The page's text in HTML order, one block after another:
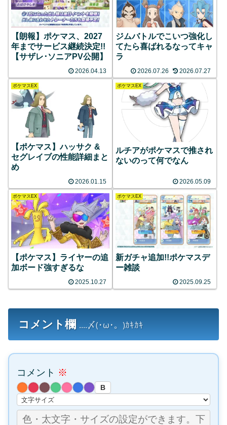
【朗報】ポケマス、2027
年までサービス継続決定!!
【サザレ･ソニアPV公開】
2026.04.13
ジムバトルでこいつ強化し
てたら喜ばれるなってキャ
ラ
2026.07.26 2026.07.27
ポケマスEX
【ポケマス】ハッサク &
セグレイブの性能詳細まと
め
2026.01.15
ポケマスEX
ルチアがポケマスで推され
ないのって何でなん
2026.05.09
ポケマスEX
【ポケマス】ライヤーの追
加ボード強すぎるな
2025.10.27
ポケマスEX
新ガチャ追加!!ポケマスデ
ー雑談
2025.09.25
コメント欄 ....〆(･ω･。)ｶｷｶｷ
コメント ※
B